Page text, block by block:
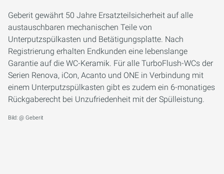
Geberit gewährt 50 Jahre Ersatzteilsicherheit auf alle
austauschbaren mechanischen Teile von
Unterputzspülkasten und Betätigungsplatte. Nach
Registrierung erhalten Endkunden eine lebenslange
Garantie auf die WC-Keramik. Für alle TurboFlush-WCs der
Serien Renova, iCon, Acanto und ONE in Verbindung mit
einem Unterputzspülkasten gibt es zudem ein 6-monatiges
Rückgaberecht bei Unzufriedenheit mit der Spülleistung.
Bild: @ Geberit